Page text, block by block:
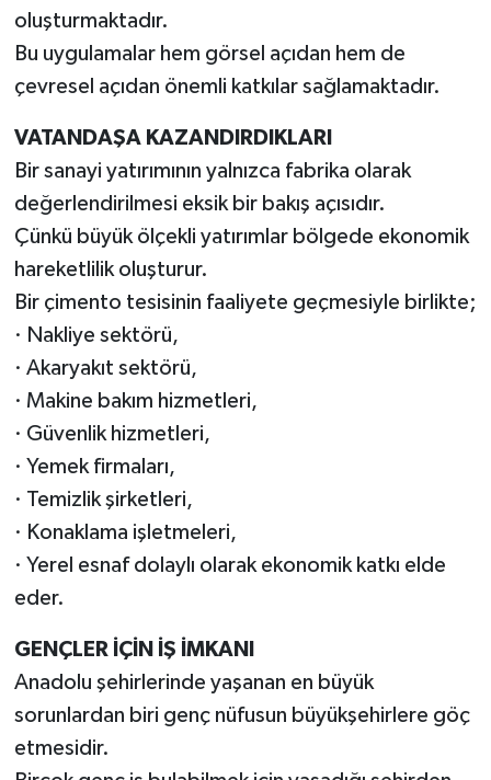
oluşturmaktadır.
Bu uygulamalar hem görsel açıdan hem de
çevresel açıdan önemli katkılar sağlamaktadır.
VATANDAŞA KAZANDIRDIKLARI
Bir sanayi yatırımının yalnızca fabrika olarak
değerlendirilmesi eksik bir bakış açısıdır.
Çünkü büyük ölçekli yatırımlar bölgede ekonomik
hareketlilik oluşturur.
Bir çimento tesisinin faaliyete geçmesiyle birlikte;
· Nakliye sektörü,
· Akaryakıt sektörü,
· Makine bakım hizmetleri,
· Güvenlik hizmetleri,
· Yemek firmaları,
· Temizlik şirketleri,
· Konaklama işletmeleri,
· Yerel esnaf dolaylı olarak ekonomik katkı elde
eder.
GENÇLER İÇİN İŞ İMKANI
Anadolu şehirlerinde yaşanan en büyük
sorunlardan biri genç nüfusun büyükşehirlere göç
etmesidir.